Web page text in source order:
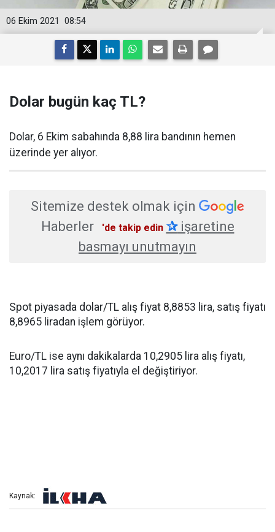
08:54
06 Ekim 2021
Dolar bugün kaç TL?
Dolar, 6 Ekim sabahında 8,88 lira bandının hemen
üzerinde yer alıyor.
Sitemize destek olmak için
Haberler
'de takip edin ✰işaretine
basmayı unutmayın
Spot piyasada dolar/TL alış fiyat 8,8853 lira, satış fiyatı
8,8965 liradan işlem görüyor.
Euro/TL ise aynı dakikalarda 10,2905 lira alış fiyatı,
10,2017 lira satış fiyatıyla el değiştiriyor.
Kaynak: